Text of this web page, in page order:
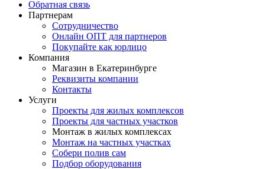
Обратная связь
Партнерам
Сотрудничество
Онлайн ОПТ для партнеров
Покупайте как юрлицо
Компания
Магазин в Екатеринбурге
Реквизиты компании
Контакты
Услуги
Проекты для жилых комплексов
Проекты для частных участков
Монтаж в жилых комплексах
Монтаж на частных участках
Собери полив сам
Подбор оборудования